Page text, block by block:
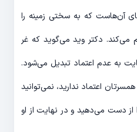
آن‌هاست که به سختی زمینه را
می‌کند. دکتر وید می‌گوید که غر
به عدم اعتماد تبدیل می‌شود.
اعتماد ندارید، نمی‌توانید
از دست می‌دهید و در نهایت از او